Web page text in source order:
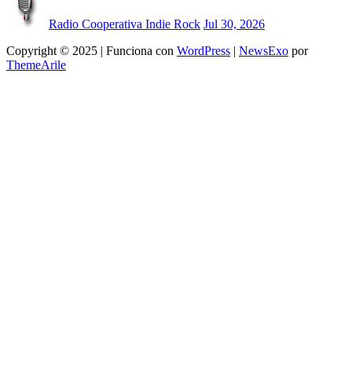
Radio Cooperativa Indie Rock Jul 30, 2026
Copyright © 2025 | Funciona con WordPress | NewsExo por
ThemeArile